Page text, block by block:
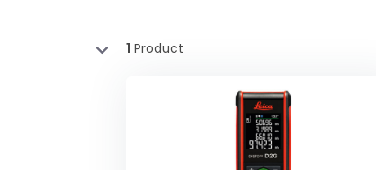
1 Product